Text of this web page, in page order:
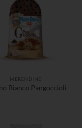
MERENDINE
Bianco Pangoccioli